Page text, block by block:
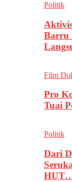
Politik
Barru
Film
Pro
Tuai
Politik
Dari